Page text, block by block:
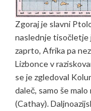
Zgoraj je slavni
naslednje tisočletje
zaprto, Afrika pa
Lizbonce v
se je zgledoval
daleč, samo še
(Cathay).